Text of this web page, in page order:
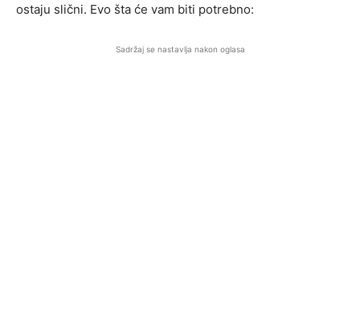
ostaju slični. Evo šta će vam biti potrebno:
Sadržaj se nastavlja nakon oglasa